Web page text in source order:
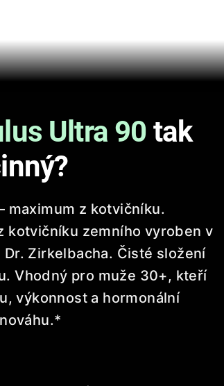
Ultra 90 tak
maximum z kotvičníku.
kotvičníku zemního vyroben v
Zirkelbacha. Čisté složení
Vhodný pro muže 30+, kteří
výkonnost a hormonální